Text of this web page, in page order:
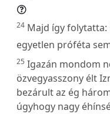
24 Majd így
egyetlen próféta
25 Igazán mondom
özvegyasszony élt
bezárult az ég
úgyhogy nagy